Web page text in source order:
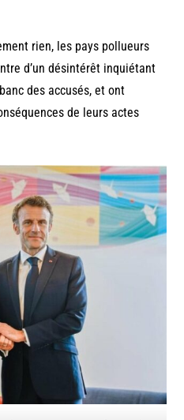
rien, les pays pollueurs
d’un désintérêt inquiétant
des accusés, et ont
de leurs actes